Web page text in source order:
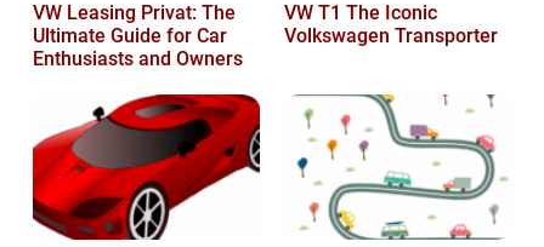
VW Leasing Privat: The
Ultimate Guide for Car
Enthusiasts and Owners
VW T1 The Iconic
Volkswagen Transporter